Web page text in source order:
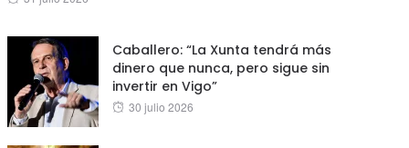
Caballero: “La Xunta tendrá más
dinero que nunca, pero sigue sin
invertir en Vigo”
Posted
30 julio 2026